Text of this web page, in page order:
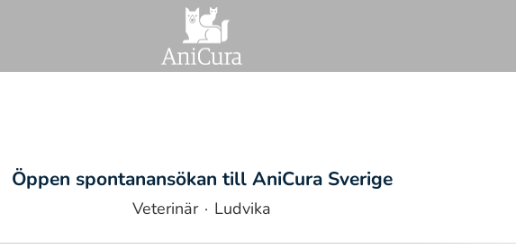
Öppen spontanansökan till AniCura Sverige
Veterinär · Ludvika